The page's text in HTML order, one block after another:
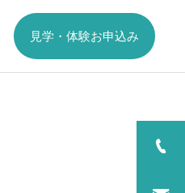
見学・体験お申込み